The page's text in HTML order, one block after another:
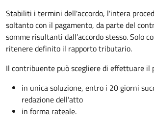
Stabiliti i termini dell'accordo, l'intera
soltanto con il pagamento, da parte del
somme risultanti dall’accordo stesso. Solo
ritenere definito il rapporto tributario.
Il contribuente può scegliere di effettuare il
in unica soluzione, entro i 20 giorni
redazione dell’atto
in forma rateale.